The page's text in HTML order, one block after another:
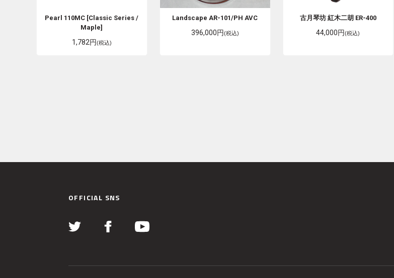
Pearl 110MC [Classic Series /
Maple]
1,782円(税込)
Landscape AR-101/PH AVC
396,000円(税込)
古月琴坊 紅木二胡 ER-400
44,000円(税込)
OFFICIAL SNS